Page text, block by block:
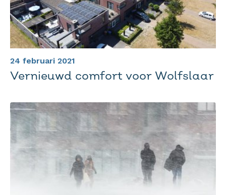
Vernieuwd comfort voor Wolfslaar
24 februari 2021